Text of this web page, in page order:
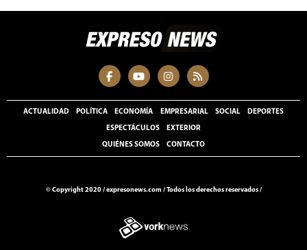
ACTUALIDAD POLÍTICA ECONOMÍA EMPRESARIAL SOCIAL DEPORTES
ESPECTÁCULOS EXTERIOR
QUIÉNES SOMOS CONTACTO
© Copyright 2020 /expresonews.com /Todos los derechos reservados /